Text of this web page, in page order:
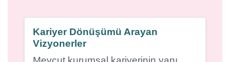
Kariyer Dönüşümü Arayan
Vizyonerler